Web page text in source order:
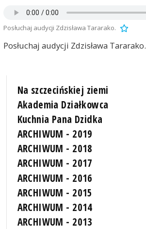
Posłuchaj audycji Zdzisława Tararako.
Posłuchaj audycji Zdzisława Tararako.
Na szczecińskiej ziemi
Akademia Działkowca
Kuchnia Pana Dzidka
ARCHIWUM - 2019
ARCHIWUM - 2018
ARCHIWUM - 2017
ARCHIWUM - 2016
ARCHIWUM - 2015
ARCHIWUM - 2014
ARCHIWUM - 2013